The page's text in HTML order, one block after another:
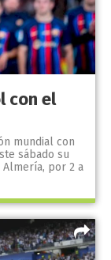
con el
mundial con
sábado su
por 2 a